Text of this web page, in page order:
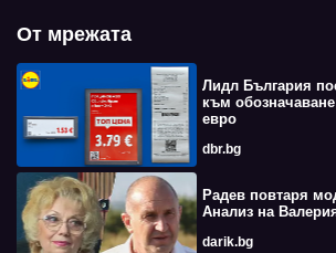
От мрежата
Лидл България
към
евро
dbr.bg
Радев повтаря
Анализ на
darik.bg